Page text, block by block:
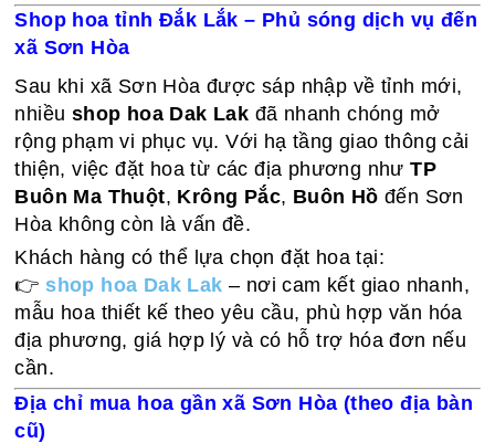
Shop hoa tỉnh Đắk Lắk – Phủ sóng dịch vụ đến
xã Sơn Hòa
Sau khi xã Sơn Hòa được sáp nhập về tỉnh mới,
nhiều shop hoa Dak Lak đã nhanh chóng mở
rộng phạm vi phục vụ. Với hạ tầng giao thông cải
thiện, việc đặt hoa từ các địa phương nhưTP
Buôn Ma Thuột, Krông Pắc, Buôn Hồ đến Sơn
Hòa không còn là vấn đề.
Khách hàng có thể lựa chọn đặt hoa tại:
👉 shop hoa Dak Lak – nơi cam kết giao nhanh,
mẫu hoa thiết kế theo yêu cầu, phù hợp văn hóa
địa phương, giá hợp lý và có hỗ trợ hóa đơn nếu
cần.
Địa chỉ mua hoa gần xã Sơn Hòa (theo địa bàn
cũ)